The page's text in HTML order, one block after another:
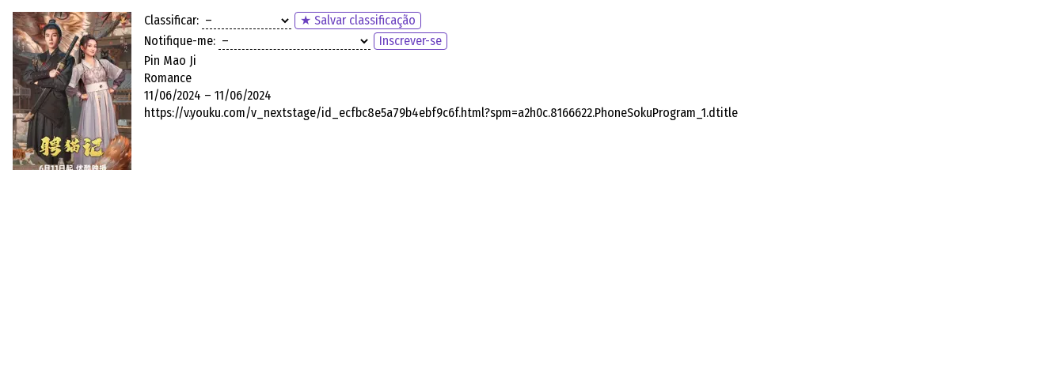
Classificar:
★ Salvar classificação
Notifique-me:
Inscrever-se
Pin Mao Ji
Romance
11/06/2024 – 11/06/2024
https://v.youku.com/v_nextstage/id_ecfbc8e5a79b4ebf9c6f.html?spm=a2h0c.8166622.PhoneSokuProgram_1.dtitle